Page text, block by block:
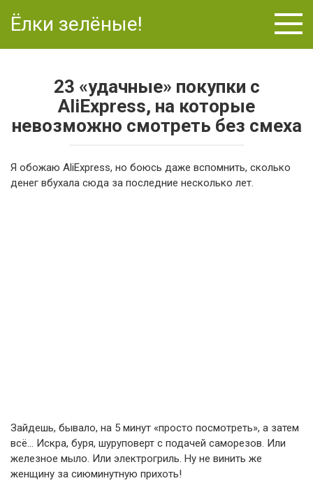
Ёлки зелёные!
23 «удачные» покупки с
AliExpress, на которые
невозможно смотреть без смеха
Я обожаю AliExpress, но боюсь даже вспомнить, сколько
денег вбухала сюда за последние несколько лет.
Зайдешь, бывало, на 5 минут «просто посмотреть», а затем
всё… Искра, буря, шуруповерт с подачей саморезов. Или
железное мыло. Или электрогриль. Ну не винить же
женщину за сиюминутную прихоть!